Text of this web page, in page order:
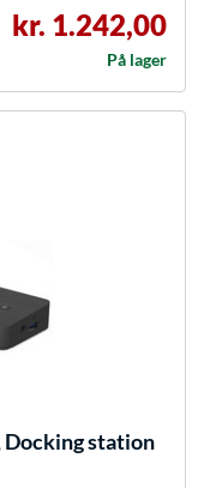
kr. 1.242,00
På lager
Docking station